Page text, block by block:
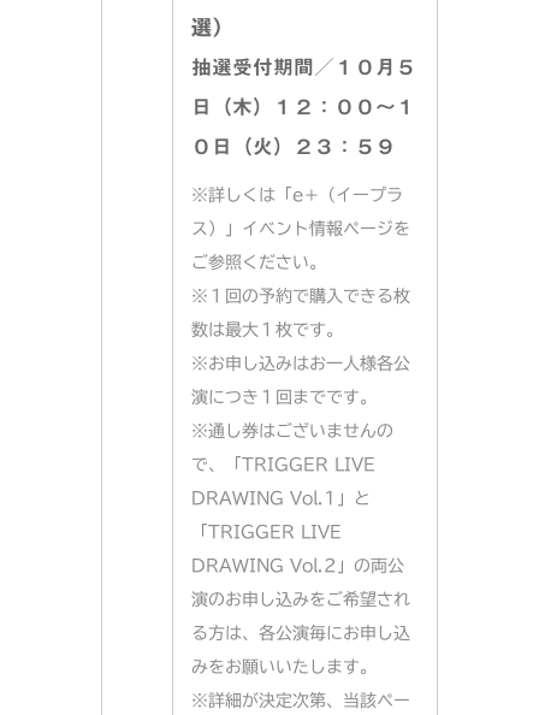
選）
抽選受付期間／１０月５
日（木）１２：００〜１
０日（火）２３：５９
※詳しくは「e+（イープラ
ス）」イベント情報ページを
ご参照ください。
※１回の予約で購入できる枚
数は最大１枚です。
※お申し込みはお一人様各公
演につき１回までです。
※通し券はございませんの
で、「TRIGGER LIVE
DRAWING Vol.1」と
「TRIGGER LIVE
DRAWING Vol.2」の両公
演のお申し込みをご希望され
る方は、各公演毎にお申し込
みをお願いいたします。
※詳細が決定次第、当該ペー